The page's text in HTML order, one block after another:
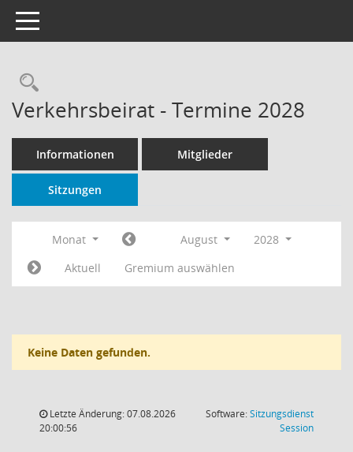
Toggle navigation
Rechercheauswahl
Verkehrsbeirat - Termine 2028
Informationen Mitglieder
Sitzungen
Monat August
2028
Aktuell
Gremium auswählen
Keine Daten gefunden.
Letzte Änderung: 07.08.2026
20:00:56
Software:Sitzungsdienst
Session(Wird in